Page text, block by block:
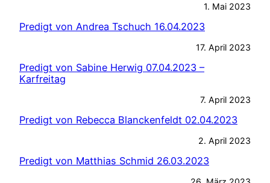
1. Mai 2023
Predigt von Andrea Tschuch 16.04.2023
17. April 2023
Predigt von Sabine Herwig 07.04.2023 –
Karfreitag
7. April 2023
Predigt von Rebecca Blanckenfeldt 02.04.2023
2. April 2023
Predigt von Matthias Schmid 26.03.2023